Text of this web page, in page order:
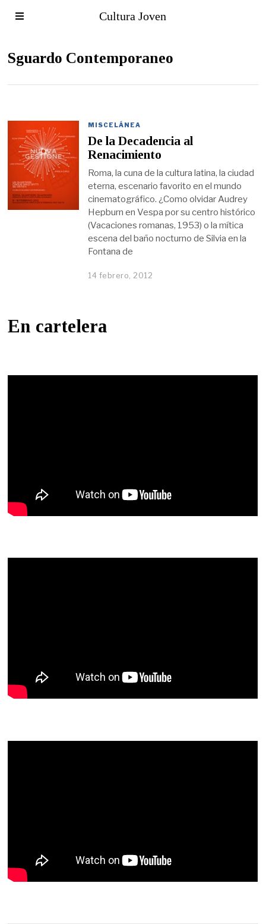
Cultura Joven
Sguardo Contemporaneo
MISCELÁNEA
De la Decadencia al
Renacimiento
Roma, la cuna de la cultura latina, la ciudad
eterna, escenario favorito en el mundo
cinematográfico. ¿Como olvidar Audrey
Hepburn en Vespa por su centro histórico
(Vacaciones romanas, 1953) o la mítica
escena del baño nocturno de Silvia en la
Fontana de
14 febrero, 2012
En cartelera